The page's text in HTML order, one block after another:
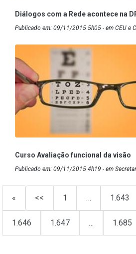
Diálogos com a Rede acontece na
Publicado em: 09/11/2015 5h05 - em CEU e
Curso Avaliação funcional da visão
Publicado em: 09/11/2015 4h19 - em
« << 1 … 1.643
1.646 1.647 … 1.685